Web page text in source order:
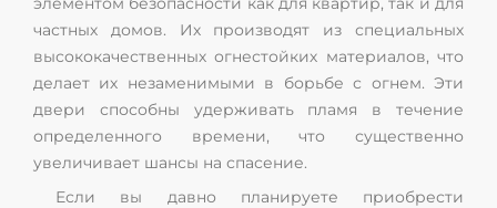
частных домов. Их производят из специальных
высококачественных огнестойких материалов, что
делает их незаменимыми в борьбе с огнем. Эти
двери способны удерживать пламя в течение
определенного времени, что существенно
увеличивает шансы на спасение.
Если вы давно планируете приобрести